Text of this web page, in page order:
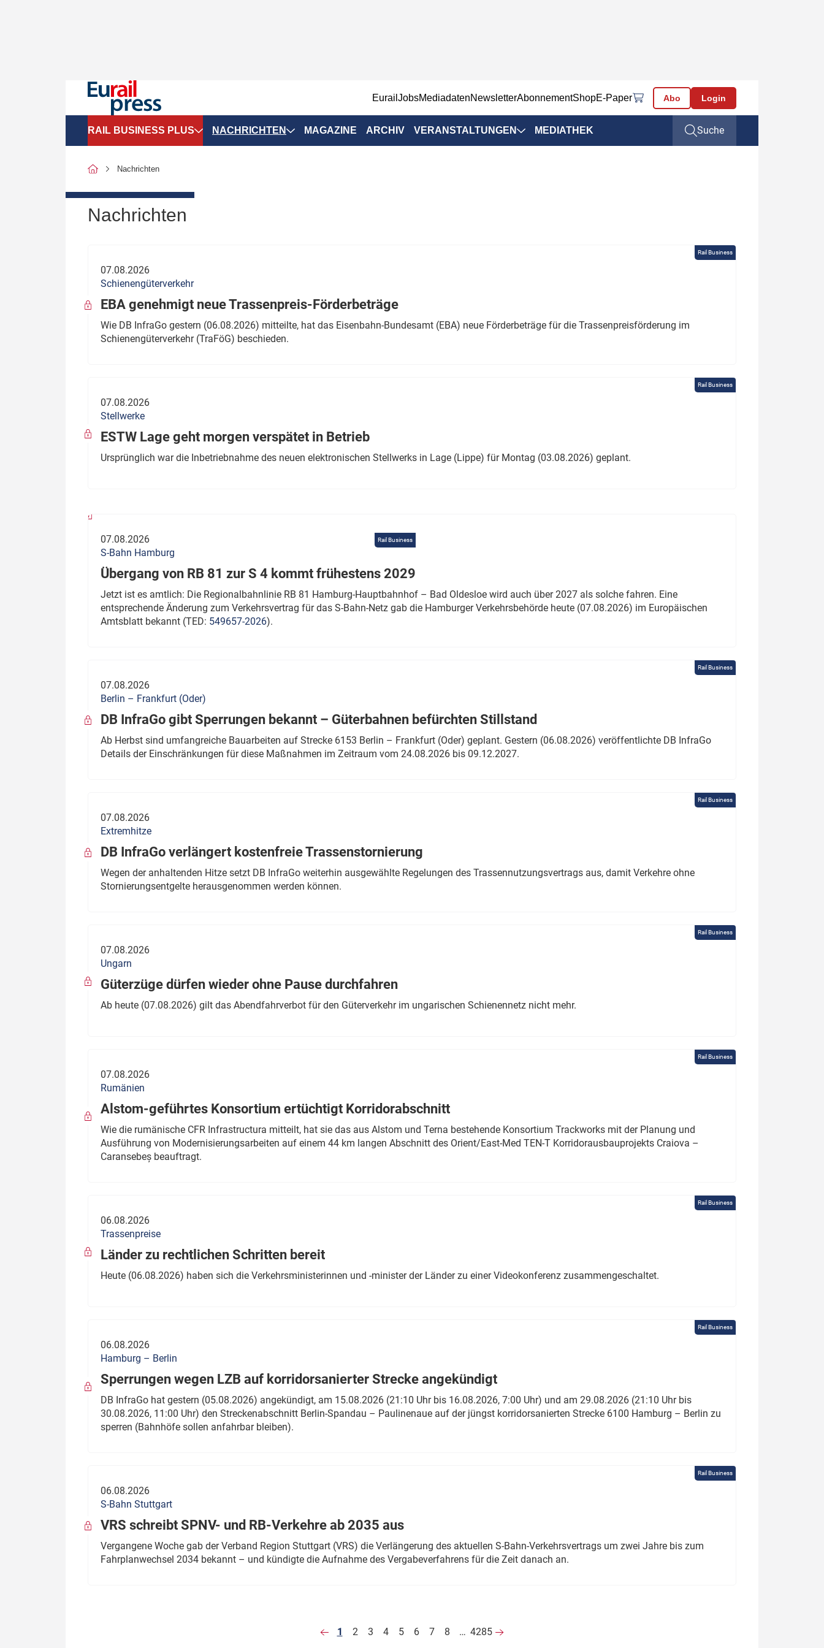
EurailJobsMediadatenNewsletterAbonnementShopE-Paper Abo Login
RAIL BUSINESS PLUS
SPNV-Marktdaten
Politik
Verbände: Wer spricht für
wen?
Thema des Monats
Dossier: Generalsanierung
Dossier: ETCS
NACHRICHTEN
Infrastruktur & Ausrüstung
ÖPNV
MAGAZINE ARCHIV VERANSTALTUNGEN MEDIATHEK Suche
Nachrichten
Nachrichten
Rail Business
07.08.2026
Schienengüterverkehr
EBA genehmigt neue Trassenpreis-Förderbeträge
Wie DB InfraGo gestern (06.08.2026) mitteilte, hat das Eisenbahn-Bundesamt (EBA) neue Förderbeträge für die Trassenpreisförderung im
Schienengüterverkehr (TraFöG) beschieden.
Rail Business
07.08.2026
Stellwerke
ESTW Lage geht morgen verspätet in Betrieb
Ursprünglich war die Inbetriebnahme des neuen elektronischen Stellwerks in Lage (Lippe) für Montag (03.08.2026) geplant.
Rail Business
07.08.2026
S-Bahn Hamburg
Übergang von RB 81 zur S 4 kommt frühestens 2029
Jetzt ist es amtlich: Die Regionalbahnlinie RB 81 Hamburg-Hauptbahnhof – Bad Oldesloe wird auch über 2027 als solche fahren. Eine
entsprechende Änderung zum Verkehrsvertrag für das S-Bahn-Netz gab die Hamburger Verkehrsbehörde heute (07.08.2026) im Europäischen
Amtsblatt bekannt (TED: 549657-2026).
Rail Business
07.08.2026
Berlin – Frankfurt (Oder)
DB InfraGo gibt Sperrungen bekannt – Güterbahnen befürchten Stillstand
Ab Herbst sind umfangreiche Bauarbeiten auf Strecke 6153 Berlin – Frankfurt (Oder) geplant. Gestern (06.08.2026) veröffentlichte DB InfraGo
Details der Einschränkungen für diese Maßnahmen im Zeitraum vom 24.08.2026 bis 09.12.2027.
Rail Business
07.08.2026
Extremhitze
DB InfraGo verlängert kostenfreie Trassenstornierung
Wegen der anhaltenden Hitze setzt DB InfraGo weiterhin ausgewählte Regelungen des Trassennutzungsvertrags aus, damit Verkehre ohne
Stornierungsentgelte herausgenommen werden können.
Rail Business
07.08.2026
Ungarn
Güterzüge dürfen wieder ohne Pause durchfahren
Ab heute (07.08.2026) gilt das Abendfahrverbot für den Güterverkehr im ungarischen Schienennetz nicht mehr.
Rail Business
07.08.2026
Rumänien
Alstom-geführtes Konsortium ertüchtigt Korridorabschnitt
Wie die rumänische CFR Infrastructura mitteilt, hat sie das aus Alstom und Terna bestehende Konsortium Trackworks mit der Planung und
Ausführung von Modernisierungsarbeiten auf einem 44 km langen Abschnitt des Orient/East-Med TEN-T Korridorausbauprojekts Craiova –
Caransebeș beauftragt.
Rail Business
06.08.2026
Trassenpreise
Länder zu rechtlichen Schritten bereit
Heute (06.08.2026) haben sich die Verkehrsministerinnen und -minister der Länder zu einer Videokonferenz zusammengeschaltet.
Rail Business
06.08.2026
Hamburg – Berlin
Sperrungen wegen LZB auf korridorsanierter Strecke angekündigt
DB InfraGo hat gestern (05.08.2026) angekündigt, am 15.08.2026 (21:10 Uhr bis 16.08.2026, 7:00 Uhr) und am 29.08.2026 (21:10 Uhr bis
30.08.2026, 11:00 Uhr) den Streckenabschnitt Berlin-Spandau – Paulinenaue auf der jüngst korridorsanierten Strecke 6100 Hamburg – Berlin zu
sperren (Bahnhöfe sollen anfahrbar bleiben).
Rail Business
06.08.2026
S-Bahn Stuttgart
VRS schreibt SPNV- und RB-Verkehre ab 2035 aus
Vergangene Woche gab der Verband Region Stuttgart (VRS) die Verlängerung des aktuellen S-Bahn-Verkehrsvertrags um zwei Jahre bis zum
Fahrplanwechsel 2034 bekannt – und kündigte die Aufnahme des Vergabeverfahrens für die Zeit danach an.
1 2 3 4 5 6 7 8 … 4285